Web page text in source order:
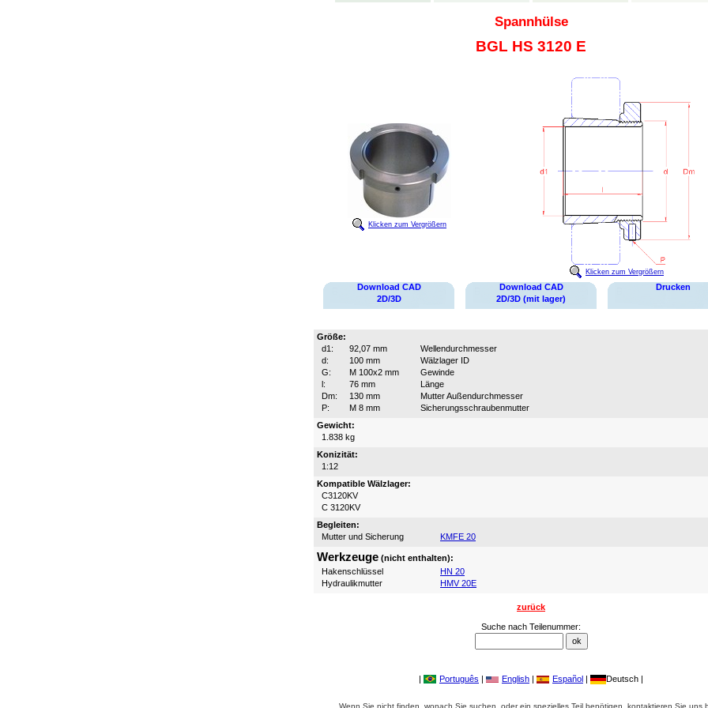
Spannhülse
BGL HS 3120 E
Klicken zum Vergrößern
Klicken zum Vergrößern
Download CAD
2D/3D
Download CAD
2D/3D (mit lager)
Drucken
Größe:
d1:
92,07 mm
Wellendurchmesser
d:
100 mm
Wälzlager ID
G:
M 100x2 mm
Gewinde
l:
76 mm
Länge
Dm:
130 mm
Mutter Außendurchmesser
P:
M 8 mm
Sicherungsschraubenmutter
Gewicht:
1.838 kg
Konizität:
1:12
Kompatible Wälzlager:
C3120KV
C 3120KV
Begleiten:
Mutter und Sicherung
KMFE 20
Werkzeuge (nicht enthalten):
Hakenschlüssel
HN 20
Hydraulikmutter
HMV 20E
zurück
Suche nach Teilenummer:
| Português | English | Español | Deutsch |
Wenn Sie nicht finden, wonach Sie suchen, oder ein spezielles Teil benötigen, kontaktieren Sie uns